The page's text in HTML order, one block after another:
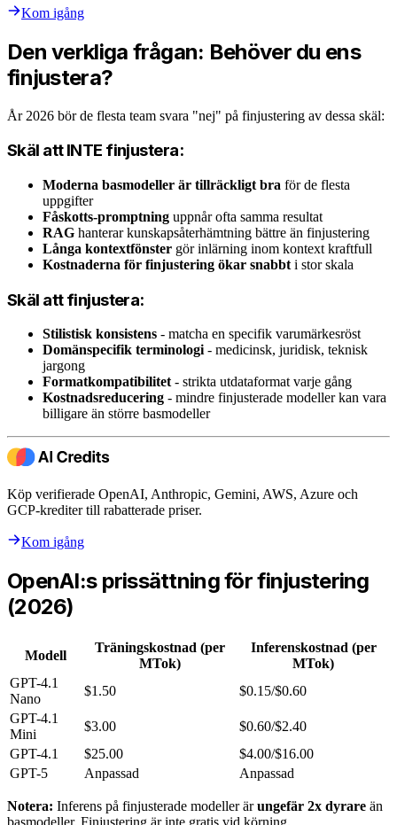
Kom igång
Den verkliga frågan: Behöver du ens
finjustera?
År 2026 bör de flesta team svara "nej" på finjustering av dessa skäl:
Skäl att INTE finjustera:
Moderna basmodeller är tillräckligt bra för de flesta
uppgifter
Fåskotts-promptning uppnår ofta samma resultat
RAG hanterar kunskapsåterhämtning bättre än finjustering
Långa kontextfönster gör inlärning inom kontext kraftfull
Kostnaderna för finjustering ökar snabbt i stor skala
Skäl att finjustera:
Stilistisk konsistens - matcha en specifik varumärkesröst
Domänspecifik terminologi - medicinsk, juridisk, teknisk
jargong
Formatkompatibilitet - strikta utdataformat varje gång
Kostnadsreducering - mindre finjusterade modeller kan vara
billigare än större basmodeller
Köp verifierade OpenAI, Anthropic, Gemini, AWS, Azure och
GCP-krediter till rabatterade priser.
Kom igång
OpenAI:s prissättning för finjustering
(2026)
Modell
Träningskostnad (per
MTok)
Inferenskostnad (per
MTok)
GPT-4.1
Nano
$1.50
$0.15/$0.60
GPT-4.1
Mini
$3.00
$0.60/$2.40
GPT-4.1
$25.00
$4.00/$16.00
GPT-5
Anpassad Anpassad
Notera: Inferens på finjusterade modeller ärungefär 2x dyrare än